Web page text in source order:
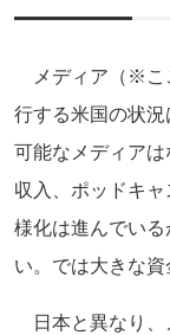
メディア（※こ
行する米国の状
可能なメディア
収入、ポッドキ
様化は進んでい
い。では大きな資
日本と異なり、